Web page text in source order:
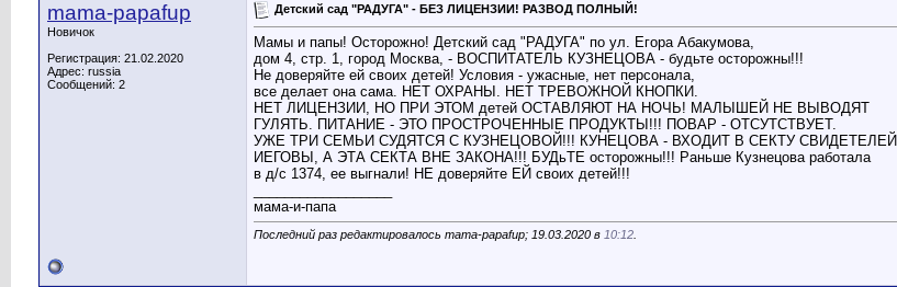
mama-papafup
Новичок
Регистрация: 21.02.2020
Адрес: russia
Сообщений: 2
Детский сад "РАДУГА" - БЕЗ ЛИЦЕНЗИИ! РАЗВОД ПОЛНЫЙ!
Мамы и папы! Осторожно! Детский сад "РАДУГА" по ул. Егора Абакумова,
дом 4, стр. 1, город Москва, - ВОСПИТАТЕЛЬ КУЗНЕЦОВА - будьте осторожны!!!
Не доверяйте ей своих детей! Условия - ужасные, нет персонала,
все делает она сама. НЕТ ОХРАНЫ. НЕТ ТРЕВОЖНОЙ КНОПКИ.
НЕТ ЛИЦЕНЗИИ, НО ПРИ ЭТОМ детей ОСТАВЛЯЮТ НА НОЧЬ! МАЛЫШЕЙ НЕ ВЫВОДЯТ
ГУЛЯТЬ. ПИТАНИЕ - ЭТО ПРОСТРОЧЕННЫЕ ПРОДУКТЫ!!! ПОВАР - ОТСУТСТВУЕТ.
УЖЕ ТРИ СЕМЬИ СУДЯТСЯ С КУЗНЕЦОВОЙ!!! КУНЕЦОВА - ВХОДИТ В СЕКТУ СВИДЕТЕЛЕЙ
ИЕГОВЫ, А ЭТА СЕКТА ВНЕ ЗАКОНА!!! БУДьТЕ осторожны!!! Раньше Кузнецова работала
в д/с 1374, ее выгнали! НЕ доверяйте ЕЙ своих детей!!!
мама-и-папа
Последний раз редактировалось mama-papafup; 19.03.2020 в 10:12